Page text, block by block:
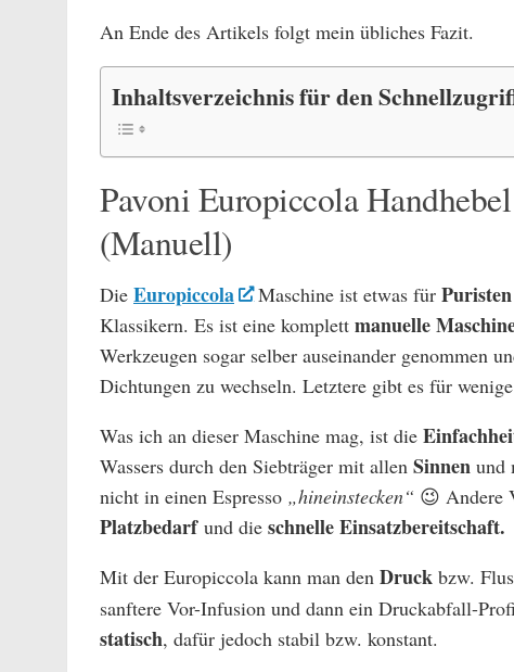
An Ende des Artikels folgt mein übliches Fazit.
Inhaltsverzeichnis für den
Pavoni Europiccola
(Manuell)
Die Europiccola Maschine ist etwas für Puristen
Klassikern. Es ist eine komplett manuelle
Werkzeugen sogar selber auseinander genommen
Dichtungen zu wechseln. Letztere gibt es für
Was ich an dieser Maschine mag, ist die
Wassers durch den Siebträger mit allen Sinnen und
nicht in einen Espresso „hineinstecken“ 😉 Andere
Platzbedarfund die schnelle Einsatzbereitschaft.
Mit der Europiccola kann man den Druck bzw.
sanftere Vor-Infusion und dann ein Druckabfall-
statisch, dafür jedoch stabil bzw. konstant.